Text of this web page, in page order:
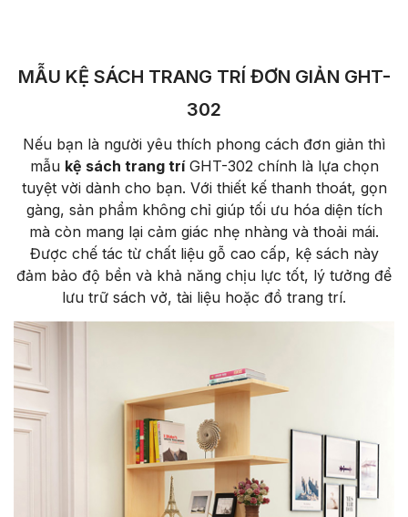
MẪU KỆ SÁCH TRANG TRÍ ĐƠN GIẢN GHT-
302
Nếu bạn là người yêu thích phong cách đơn giản thì
mẫu kệ sách trang tríGHT-302 chính là lựa chọn
tuyệt vời dành cho bạn. Với thiết kế thanh thoát, gọn
gàng, sản phẩm không chỉ giúp tối ưu hóa diện tích
mà còn mang lại cảm giác nhẹ nhàng và thoải mái.
Được chế tác từ chất liệu gỗ cao cấp, kệ sách này
đảm bảo độ bền và khả năng chịu lực tốt, lý tưởng để
lưu trữ sách vở, tài liệu hoặc đồ trang trí.